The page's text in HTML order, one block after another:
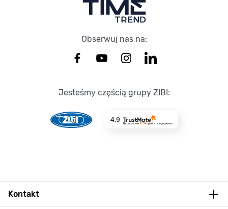
Obserwuj nas na:
Jesteśmy częścią grupy ZIBI:
4.9
Na podstawie 8714opinii z całego okresu
Kontakt